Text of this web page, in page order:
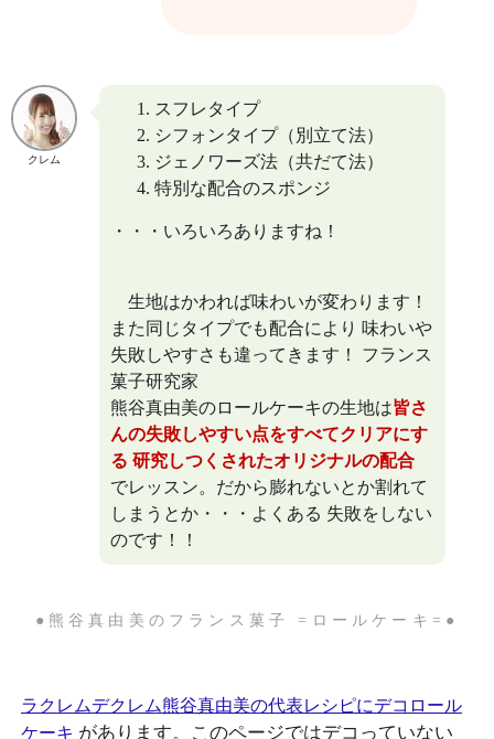
クレム
スフレタイプ
シフォンタイプ（別立て法）
ジェノワーズ法（共だて法）
特別な配合のスポンジ
・・・いろいろありますね！
生地はかわれば味わいが変わります！
また同じタイプでも配合により 味わいや
失敗しやすさも違ってきます！ フランス
菓子研究家
熊谷真由美のロールケーキの生地は皆さ
んの失敗しやすい点をすべてクリアにす
る 研究しつくされたオリジナルの配合
でレッスン。だから膨れないとか割れて
しまうとか・・・よくある 失敗をしない
のです！！
●熊谷真由美のフランス菓子 =ロールケーキ=●
ラクレムデクレム熊谷真由美の代表レシピにデコロール
ケーキ があります。このページではデコっていない